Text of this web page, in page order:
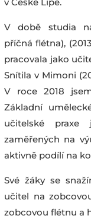
V době studia
příčná flétna),
pracovala jako
Snítila v Mimoni
V roce 2018
Základní
učitelské praxe
zaměřených na
aktivně podílí na
Své žáky se
učitel na
zobcovou flétnu a